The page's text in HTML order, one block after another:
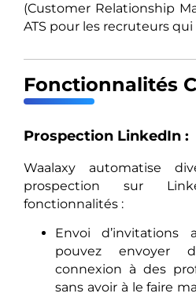
(Customer Relationship
ATS pour les recruteurs
Fonctionnalités
Prospection LinkedIn :
Waalaxy automatise
prospection sur
fonctionnalités :
Envoi d’invitations
pouvez envoyer
connexion à des
sans avoir à le faire